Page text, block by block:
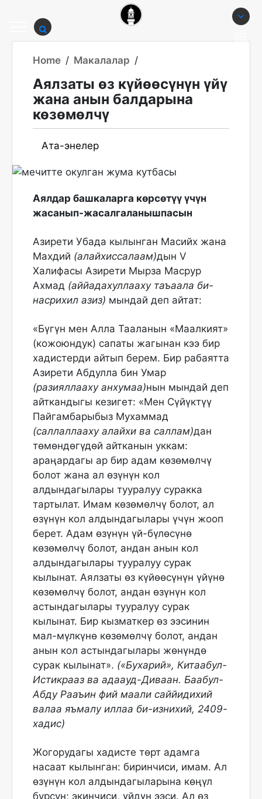
Home / Макалалар /
Аялзаты өз күйөөсүнүн үйү
жана анын балдарына
көзөмөлчү
Ата-энелер
Аялдар башкаларга көрсөтүү үчүн
жасанып-жасалгаланышпасын
Азирети Убада кылынган Масийх жана
Махдий (алайхиссалаам)дын V
Халифасы Азирети Мырза Масрур
Ахмад (аййадахуллааху таъаала би-
насрихил азиз) мындай деп айтат:
«Бүгүн мен Алла Тааланын «Маалкият»
(кожоюндук) сапаты жагынан кээ бир
хадистерди айтып берем. Бир рабаятта
Азирети Абдулла бин Умар
(разияллааху анхумаа)нын мындай деп
айткандыгы кезигет: «Мен Сүйүктүү
Пайгамбарыбыз Мухаммад
(саллаллааху алайхи ва саллам)дан
төмөндөгүдөй айтканын уккам:
араңардагы ар бир адам көзөмөлчү
болот жана ал өзүнүн кол
алдындагылары тууралуу суракка
тартылат. Имам көзөмөлчү болот, ал
өзүнүн кол алдындагылары үчүн жооп
берет. Адам өзүнүн үй-бүлөсүнө
көзөмөлчү болот, андан анын кол
алдындагылары тууралуу сурак
кылынат. Аялзаты өз күйөөсүнүн үйүнө
көзөмөлчү болот, андан өзүнүн кол
астындагылары тууралуу сурак
кылынат. Бир кызматкер өз ээсинин
мал-мүлкүнө көзөмөлчү болот, андан
анын кол астындагылары жөнүндө
сурак кылынат». («Бухарий», Китаабул-
Истикрааз ва адаауд-Диваан. Баабул-
Абду Рааъин фий маали саййидихий
валаа яъмалу иллаа би-изнихий, 2409-
хадис)
Жогорудагы хадисте төрт адамга
насаат кылынган: биринчиси, имам. Ал
өзүнүн кол алдындагыларына көңүл
бурсун; экинчиси, үйдүн ээси. Ал өз